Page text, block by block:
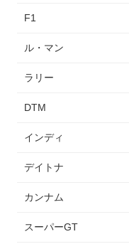
F1
ル・マン
ラリー
DTM
インディ
デイトナ
カンナム
スーパーGT